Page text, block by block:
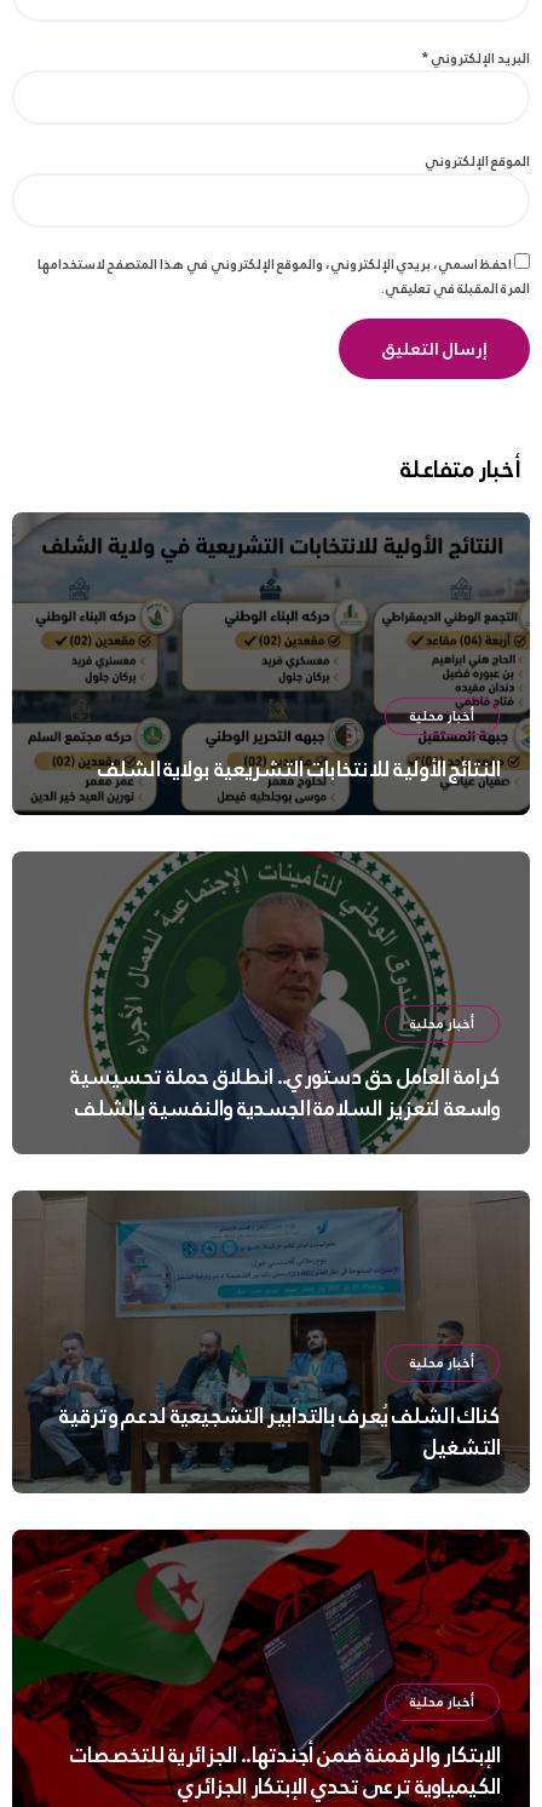
البريد الإلكتروني*
الموقع الإلكتروني
احفظ اسمي، بريدي الإلكتروني، والموقع الإلكتروني في هذا المتصفح لاستخدامها
المرة المقبلة في تعليقي.
أخبار متفاعلة
أخبار محلية
النتائج الأولية للانتخابات التشريعية بولاية الشلف
أخبار محلية
كرامة العامل حق دستوري.. انطلاق حملة تحسيسية
واسعة لتعزيز السلامة الجسدية والنفسية بالشلف
أخبار محلية
كناك الشلف يُعرف بالتدابير التشجيعية لدعم وترقية
التشغيل
أخبار محلية
الإبتكار والرقمنة ضمن أجندتها.. الجزائرية للتخصصات
الكيمياوية ترعى تحدي الإبتكار الجزائري